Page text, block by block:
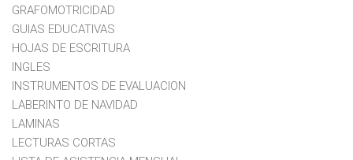
GRAFOMOTRICIDAD
GUIAS EDUCATIVAS
HOJAS DE ESCRITURA
INGLES
INSTRUMENTOS DE EVALUACION
LABERINTO DE NAVIDAD
LAMINAS
LECTURAS CORTAS